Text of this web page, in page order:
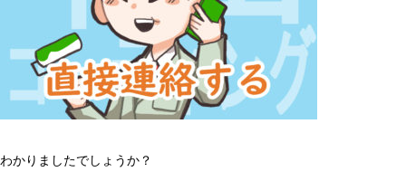
わかりましたでしょうか？